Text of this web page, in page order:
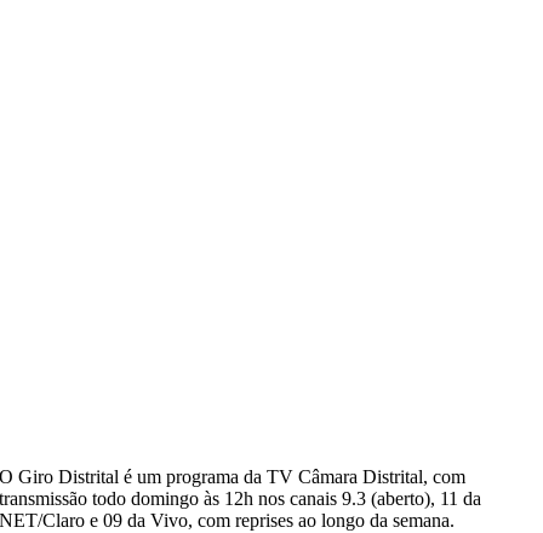
O Giro Distrital é um programa da TV Câmara Distrital, com
transmissão todo domingo às 12h nos canais 9.3 (aberto), 11 da
NET/Claro e 09 da Vivo, com reprises ao longo da semana.